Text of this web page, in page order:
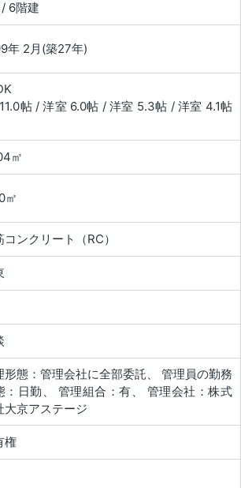
/ 6階建
年 2月(築27年)
帖 / 洋室 6.0帖 / 洋室 5.3帖 / 洋室 4.1帖
㎡
㎡
コンクリート（RC）
形態：管理会社に全部委託、 管理員の勤務
：日勤、 管理組合：有、 管理会社：株式
大京アステージ
権